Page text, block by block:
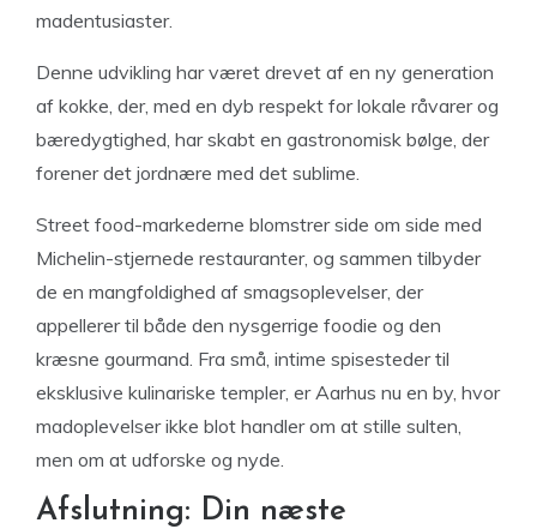
madentusiaster.
Denne udvikling har været drevet af en ny generation
af kokke, der, med en dyb respekt for lokale råvarer og
bæredygtighed, har skabt en gastronomisk bølge, der
forener det jordnære med det sublime.
Street food-markederne blomstrer side om side med
Michelin-stjernede restauranter, og sammen tilbyder
de en mangfoldighed af smagsoplevelser, der
appellerer til både den nysgerrige foodie og den
kræsne gourmand. Fra små, intime spisesteder til
eksklusive kulinariske templer, er Aarhus nu en by, hvor
madoplevelser ikke blot handler om at stille sulten,
men om at udforske og nyde.
Afslutning: Din næste